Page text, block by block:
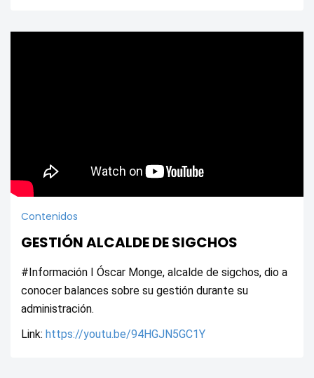
Contenidos
GESTIÓN ALCALDE DE SIGCHOS
#Información I Óscar Monge, alcalde de sigchos, dio a
conocer balances sobre su gestión durante su
administración.
Link: https://youtu.be/94HGJN5GC1Y